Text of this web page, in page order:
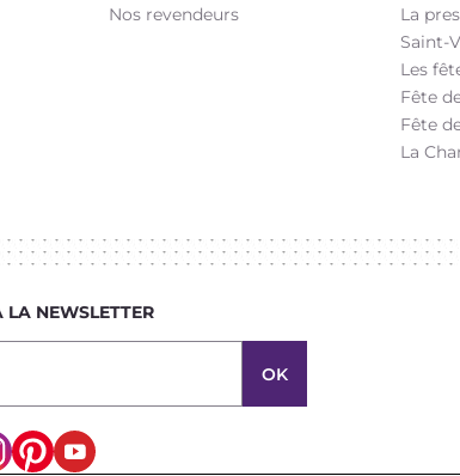
Nos revendeurs
La
Saint-
Les
Fête
Fête
La
LA NEWSLETTER